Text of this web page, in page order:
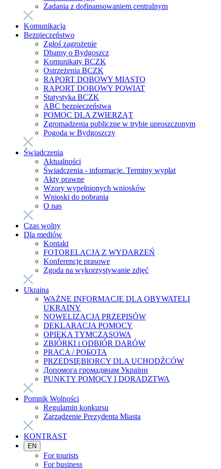
Zadania z dofinansowaniem centralnym
Komunikacja
Bezpieczeństwo
Zgłoś zagrożenie
Dbamy o Bydgoszcz
Komunikaty BCZK
Ostrzeżenia BCZK
RAPORT DOBOWY MIASTO
RAPORT DOBOWY POWIAT
Statystyka BCZK
ABC bezpieczeństwa
POMOC DLA ZWIERZĄT
Zgromadzenia publiczne w trybie uproszczonym
Pogoda w Bydgoszczy
Świadczenia
Aktualności
Świadczenia - informacje. Terminy wypłat
Akty prawne
Wzory wypełnionych wniosków
Wnioski do pobrania
O nas
Czas wolny
Dla mediów
Kontakt
FOTORELACJA Z WYDARZEŃ
Konferencje prasowe
Zgoda na wykorzystywanie zdjęć
Ukraina
WAŻNE INFORMACJE DLA OBYWATELI
UKRAINY
NOWELIZACJA PRZEPISÓW
DEKLARACJA POMOCY
OPIEKA TYMCZASOWA
ZBIÓRKI i ODBIÓR DARÓW
PRACA / РОБОТА
PRZEDSIĘBIORCY DLA UCHODŹCÓW
Допомога громадянам України
PUNKTY POMOCY I DORADZTWA
Pomnik Wolności
Regulamin konkursu
Zarządzenie Prezydenta Miasta
KONTRAST
EN
For tourists
For business